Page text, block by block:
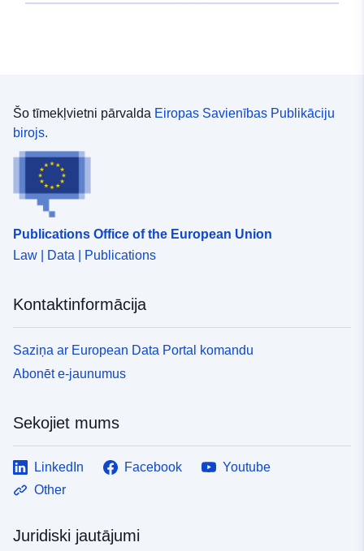
Pirmavots:
Kombination
Identifikatori:
de.org/id/de.bund.bkg.csw/
uriRef:
Uzkrāšanas
periodiskums:
annual
Šo tīmekļvietni pārvalda Eiropas Savienības Publikāciju
birojs.
Publications Office of the European Union
Law | Data | Publications
Kontaktinformācija
Saziņa ar European Data Portal komandu
Abonēt e-jaunumus
Sekojiet mums
LinkedIn Facebook
Youtube
Other
Juridiski jautājumi